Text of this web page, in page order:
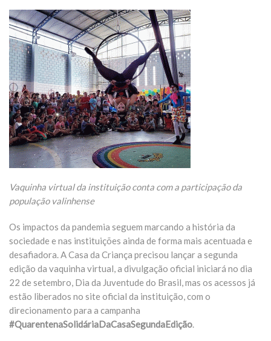
Vaquinha virtual da instituição conta com a participação da
população valinhense
Os impactos da pandemia seguem marcando a história da
sociedade e nas instituições ainda de forma mais acentuada e
desafiadora. A Casa da Criança precisou lançar a segunda
edição da vaquinha virtual, a divulgação oficial iniciará no dia
22 de setembro, Dia da Juventude do Brasil, mas os acessos já
estão liberados no site oficial da instituição, com o
direcionamento para a campanha
#QuarentenaSolidáriaDaCasaSegundaEdição.